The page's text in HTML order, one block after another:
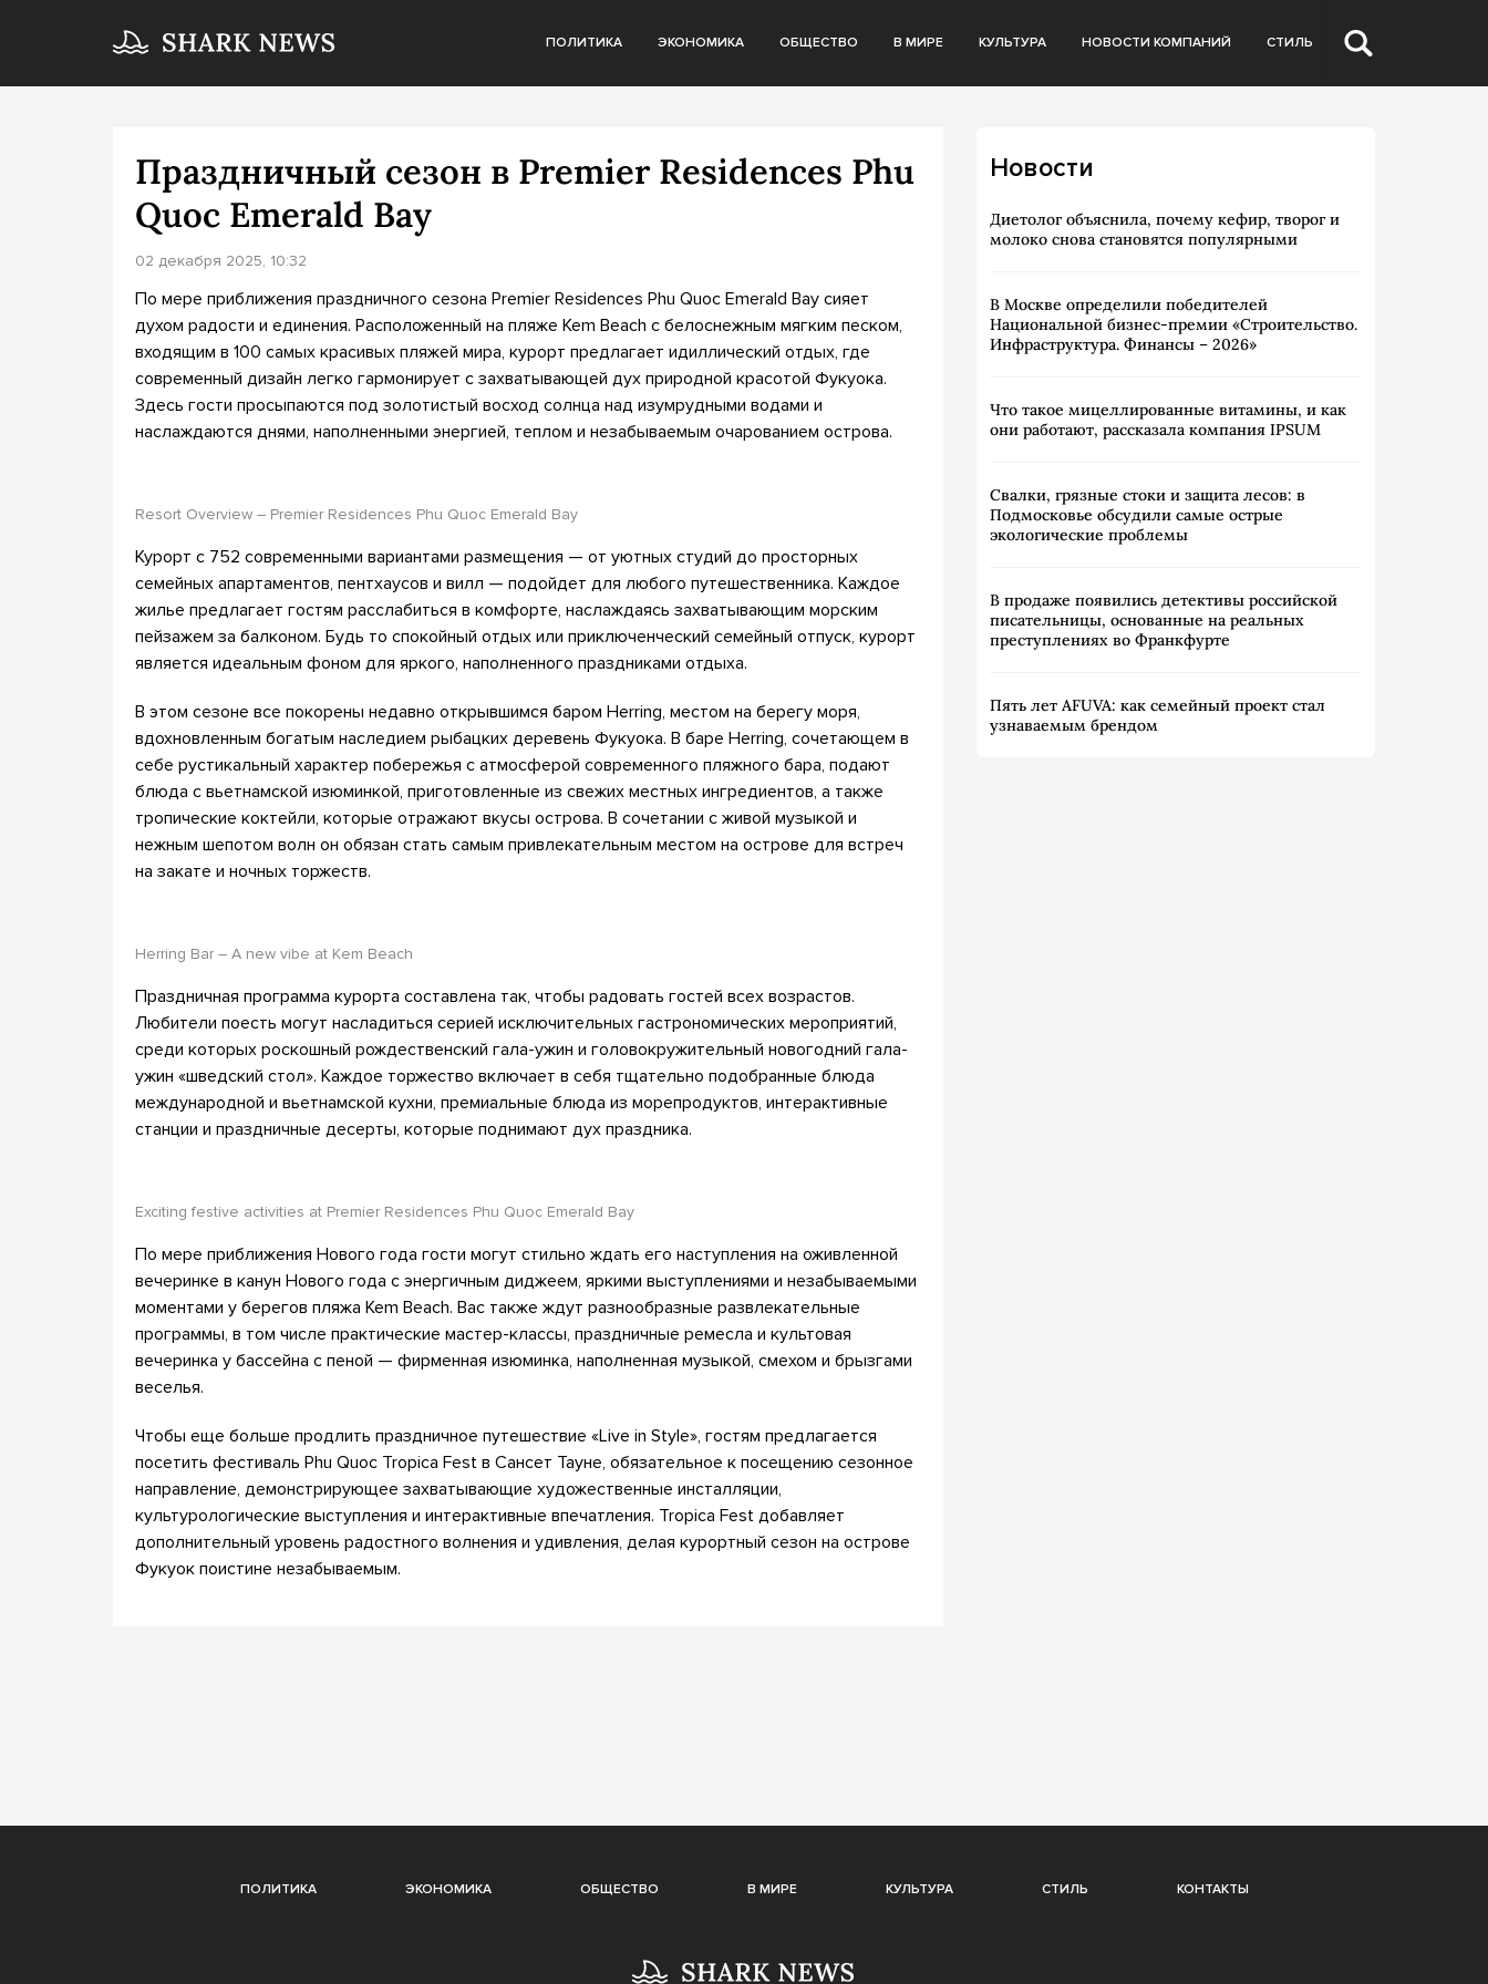
ПОЛИТИКА ЭКОНОМИКА ОБЩЕСТВО В МИРЕ КУЛЬТУРА НОВОСТИ КОМПАНИЙ СТИЛЬ
Праздничный сезон в Premier Residences Phu
Quoc Emerald Bay
02 декабря 2025, 10:32
По мере приближения праздничного сезона Premier Residences Phu Quoc Emerald Bay сияет
духом радости и единения. Расположенный на пляже Kem Beach с белоснежным мягким песком,
входящим в 100 самых красивых пляжей мира, курорт предлагает идиллический отдых, где
современный дизайн легко гармонирует с захватывающей дух природной красотой Фукуока.
Здесь гости просыпаются под золотистый восход солнца над изумрудными водами и
наслаждаются днями, наполненными энергией, теплом и незабываемым очарованием острова.
Resort Overview – Premier Residences Phu Quoc Emerald Bay
Курорт с 752 современными вариантами размещения — от уютных студий до просторных
семейных апартаментов, пентхаусов и вилл — подойдет для любого путешественника. Каждое
жилье предлагает гостям расслабиться в комфорте, наслаждаясь захватывающим морским
пейзажем за балконом. Будь то спокойный отдых или приключенческий семейный отпуск, курорт
является идеальным фоном для яркого, наполненного праздниками отдыха.
В этом сезоне все покорены недавно открывшимся баром Herring, местом на берегу моря,
вдохновленным богатым наследием рыбацких деревень Фукуока. В баре Herring, сочетающем в
себе рустикальный характер побережья с атмосферой современного пляжного бара, подают
блюда с вьетнамской изюминкой, приготовленные из свежих местных ингредиентов, а также
тропические коктейли, которые отражают вкусы острова. В сочетании с живой музыкой и
нежным шепотом волн он обязан стать самым привлекательным местом на острове для встреч
на закате и ночных торжеств.
Herring Bar – A new vibe at Kem Beach
Праздничная программа курорта составлена так, чтобы радовать гостей всех возрастов.
Любители поесть могут насладиться серией исключительных гастрономических мероприятий,
среди которых роскошный рождественский гала-ужин и головокружительный новогодний гала-
ужин «шведский стол». Каждое торжество включает в себя тщательно подобранные блюда
международной и вьетнамской кухни, премиальные блюда из морепродуктов, интерактивные
станции и праздничные десерты, которые поднимают дух праздника.
Exciting festive activities at Premier Residences Phu Quoc Emerald Bay
По мере приближения Нового года гости могут стильно ждать его наступления на оживленной
вечеринке в канун Нового года с энергичным диджеем, яркими выступлениями и незабываемыми
моментами у берегов пляжа Kem Beach. Вас также ждут разнообразные развлекательные
программы, в том числе практические мастер-классы, праздничные ремесла и культовая
вечеринка у бассейна с пеной — фирменная изюминка, наполненная музыкой, смехом и брызгами
веселья.
Чтобы еще больше продлить праздничное путешествие «Live in Style», гостям предлагается
посетить фестиваль Phu Quoc Tropica Fest в Сансет Тауне, обязательное к посещению сезонное
направление, демонстрирующее захватывающие художественные инсталляции,
культурологические выступления и интерактивные впечатления. Tropica Fest добавляет
дополнительный уровень радостного волнения и удивления, делая курортный сезон на острове
Фукуок поистине незабываемым.
Новости
Диетолог объяснила, почему кефир, творог и
молоко снова становятся популярными
В Москве определили победителей
Национальной бизнес-премии «Строительство.
Инфраструктура. Финансы – 2026»
Что такое мицеллированные витамины, и как
они работают, рассказала компания IPSUM
Свалки, грязные стоки и защита лесов: в
Подмосковье обсудили самые острые
экологические проблемы
В продаже появились детективы российской
писательницы, основанные на реальных
преступлениях во Франкфурте
Пять лет AFUVA: как семейный проект стал
узнаваемым брендом
ПОЛИТИКА ЭКОНОМИКА ОБЩЕСТВО В МИРЕ КУЛЬТУРА СТИЛЬ КОНТАКТЫ